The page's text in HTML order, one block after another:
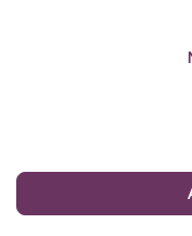
Interesse lohnen
anzufahren.
Apple,
hier.